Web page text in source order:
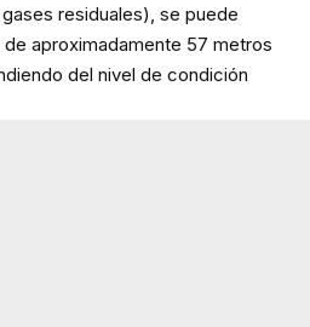
residuales), se puede
aproximadamente 57 metros
del nivel de condición